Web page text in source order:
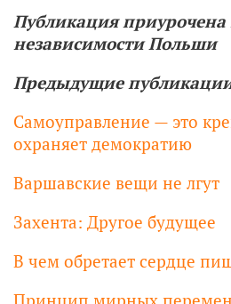
Публикация
независимости Польши
Предыдущие
Самоуправление — это
охраняет демократию
Варшавские вещи не лгут
Захента: Другое будущее
В чем обретает сердце